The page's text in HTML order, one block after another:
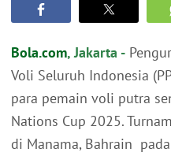
Bola.com, Jakarta -
Voli Seluruh Indonesia
para pemain voli putra
Nations Cup 2025.
di Manama, Bahrain